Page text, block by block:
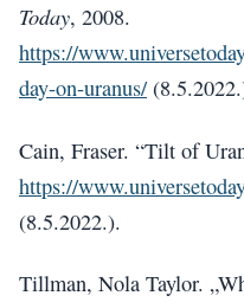
Today, 2008.
https://
day-on-uranus/
Cain, Fraser. “Tilt of
https://
(8.5.2022.).
Tillman, Nola Taylor.